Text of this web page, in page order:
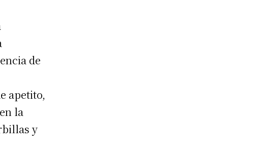
de
apetito,
la
y